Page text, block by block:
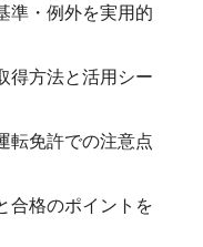
準・例外を実用的
得方法と活用シー
転免許での注意点
合格のポイントを